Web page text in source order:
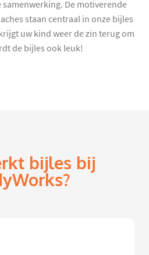
De motiverende
staan centraal in onze bijles
uw kind weer de zin terug om
de bijles ook leuk!
bijles bij